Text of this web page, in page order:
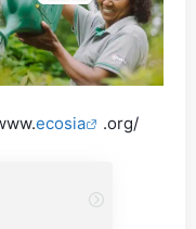
ecosia .org/